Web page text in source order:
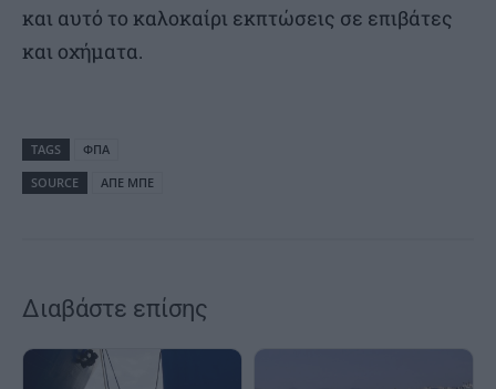
και αυτό το καλοκαίρι εκπτώσεις σε επιβάτες
και οχήματα.
TAGS
ΦΠΑ
SOURCE
AΠΕ ΜΠΕ
Διαβάστε επίσης